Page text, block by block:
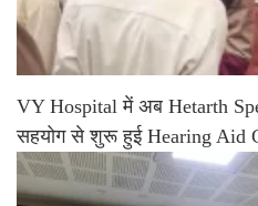
VY Hospital में अब Hetarth
सहयोग से शुरू हुई Hearing Aid